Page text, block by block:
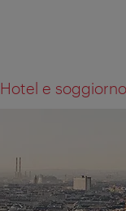
Hotel e soggiorno